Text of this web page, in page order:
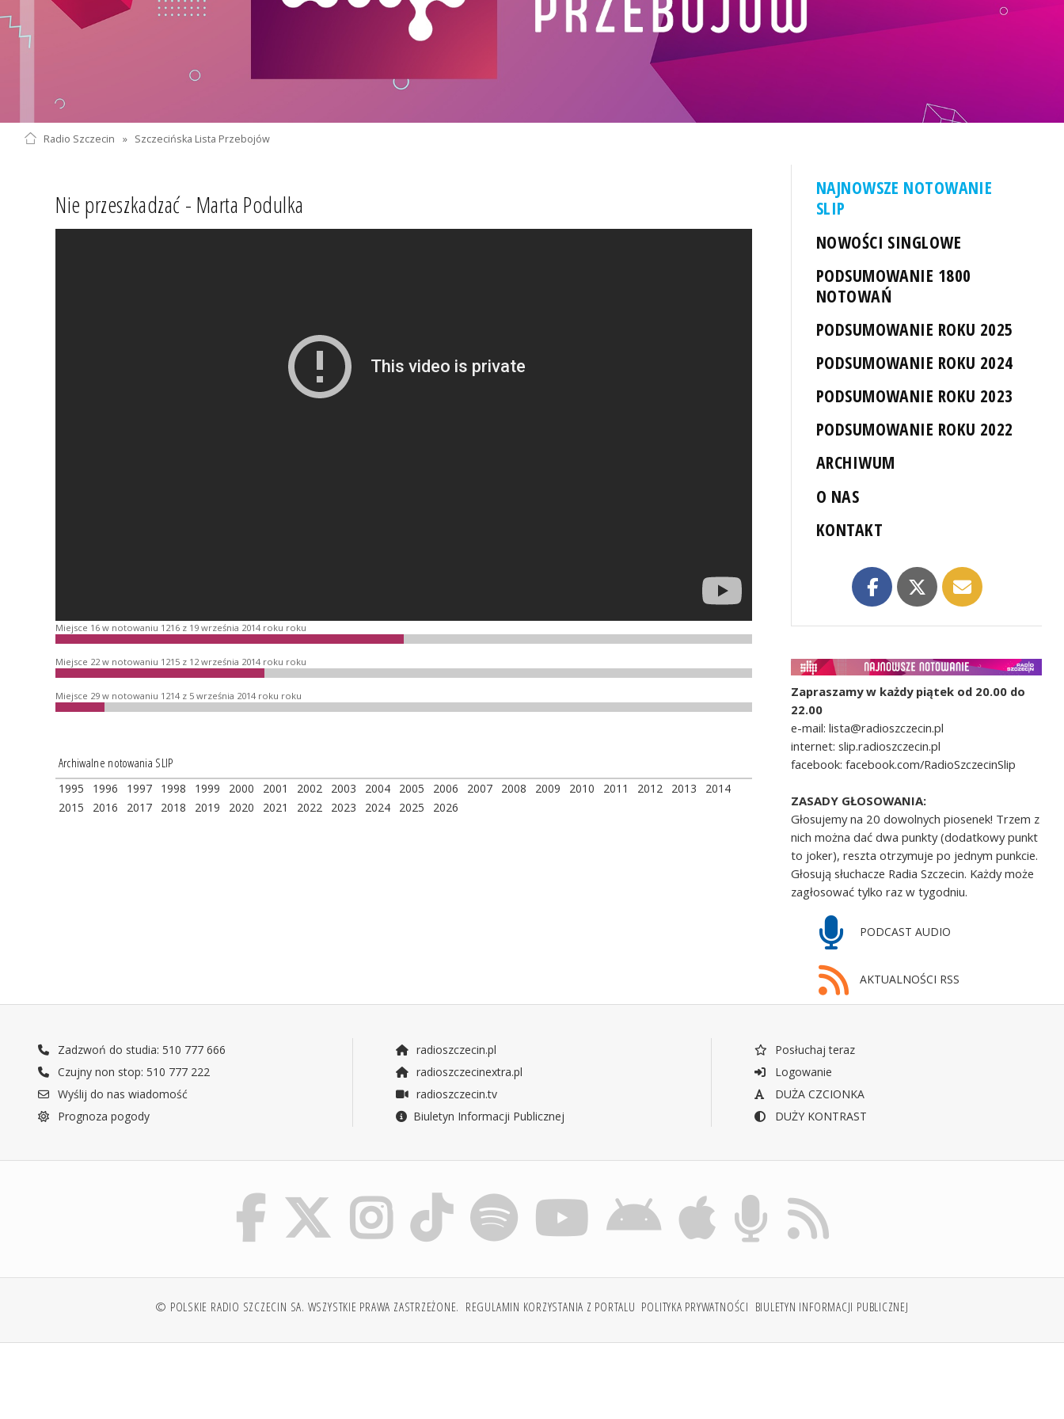
Radio Szczecin » Szczecińska Lista Przebojów
Nie przeszkadzać - Marta Podulka
Miejsce 16 w notowaniu 1216 z 19 września 2014 roku roku
Miejsce 22 w notowaniu 1215 z 12 września 2014 roku roku
Miejsce 29 w notowaniu 1214 z 5 września 2014 roku roku
Archiwalne notowania SLIP
1995 1996 1997 1998 1999 2000 2001 2002 2003 2004 2005 2006 2007 2008 2009 2010 2011 2012 2013
2014
2015
2016 2017 2018 2019 2020 2021 2022 2023 2024 2025 2026
NAJNOWSZE NOTOWANIE
SLIP
NOWOŚCI SINGLOWE
PODSUMOWANIE 1800
NOTOWAŃ
PODSUMOWANIE ROKU 2025
PODSUMOWANIE ROKU 2024
PODSUMOWANIE ROKU 2023
PODSUMOWANIE ROKU 2022
ARCHIWUM
O NAS
KONTAKT
Zapraszamy w każdy piątek od 20.00 do
22.00
e-mail: lista@radioszczecin.pl
internet: slip.radioszczecin.pl
facebook: facebook.com/RadioSzczecinSlip
ZASADY GŁOSOWANIA:
Głosujemy na 20 dowolnych piosenek! Trzem z
nich można dać dwa punkty (dodatkowy punkt
to joker), reszta otrzymuje po jednym punkcie.
Głosują słuchacze Radia Szczecin. Każdy może
zagłosować tylko raz w tygodniu.
PODCAST AUDIO
AKTUALNOŚCI RSS
Zadzwoń do studia: 510 777 666
Czujny non stop: 510 777 222
Wyślij do nas wiadomość
Prognoza pogody
radioszczecin.pl
radioszczecinextra.pl
radioszczecin.tv
Biuletyn Informacji Publicznej
Posłuchaj teraz
Logowanie
DUŻA CZCIONKA
DUŻY KONTRAST
© POLSKIE RADIO SZCZECIN SA. WSZYSTKIE PRAWA ZASTRZEŻONE. REGULAMIN KORZYSTANIA Z PORTALU POLITYKA PRYWATNOŚCI BIULETYN INFORMACJI PUBLICZNEJ